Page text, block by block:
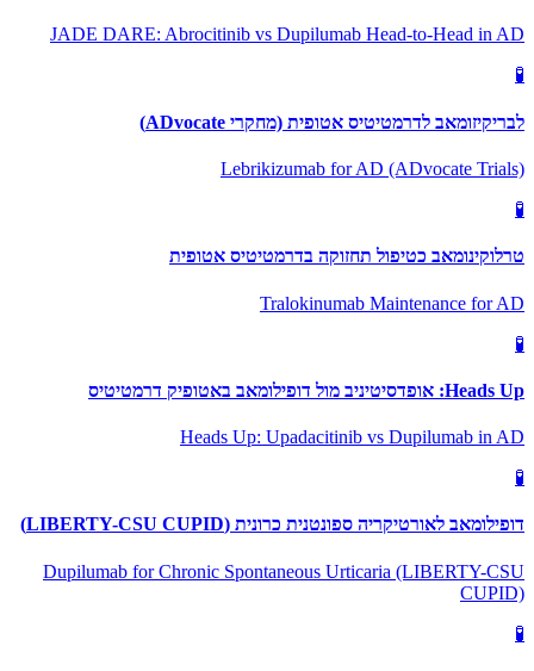
JADE DARE: Abrocitinib vs Dupilumab Head-to-Head in AD
🧪
לבריקיזומאב לדרמטיטיס אטופית (מחקרי ADvocate)
Lebrikizumab for AD (ADvocate Trials)
🧪
טרלוקינומאב כטיפול תחזוקה בדרמטיטיס אטופית
Tralokinumab Maintenance for AD
🧪
Heads Up: אופדסיטיניב מול דופילומאב באטופיק דרמטיטיס
Heads Up: Upadacitinib vs Dupilumab in AD
🧪
דופילומאב לאורטיקריה ספונטנית כרונית (LIBERTY-CSU CUPID)
Dupilumab for Chronic Spontaneous Urticaria (LIBERTY-CSU
CUPID)
🧪